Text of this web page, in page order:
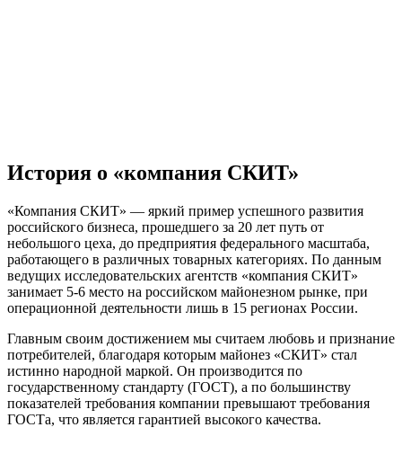
История о «компания СКИТ»
«Компания СКИТ» — яркий пример успешного развития
российского бизнеса, прошедшего за 20 лет путь от
небольшого цеха, до предприятия федерального масштаба,
работающего в различных товарных категориях. По данным
ведущих исследовательских агентств «компания СКИТ»
занимает 5-6 место на российском майонезном рынке, при
операционной деятельности лишь в 15 регионах России.
Главным своим достижением мы считаем любовь и признание
потребителей, благодаря которым майонез «СКИТ» стал
истинно народной маркой. Он производится по
государственному стандарту (ГОСТ), а по большинству
показателей требования компании превышают требования
ГОСТа, что является гарантией высокого качества.